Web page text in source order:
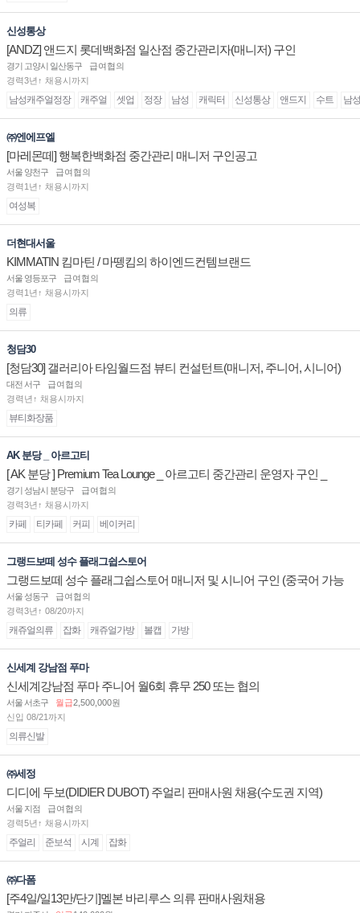
신성통상
[ANDZ] 앤드지 롯데백화점 일산점 중간관리자(매니저) 구인
경기 고양시 일산동구
급여협의
경력3년↑ 채용시까지
남성캐주얼정장 캐주얼 셋업 정장 남성 캐릭터 신성통상 앤드지 수트 남
㈜엔에프엘
[마레몬떼] 행복한백화점 중간관리 매니저 구인공고
서울 양천구
급여협의
경력1년↑ 채용시까지
여성복
더현대서울
KIMMATIN 킴마틴 / 마뗑킴의 하이엔드컨템브랜드
서울 영등포구
급여협의
경력1년↑ 채용시까지
의류
청담30
[청담30] 갤러리아 타임월드점 뷰티 컨설턴트(매니저, 주니어, 시니어)
채용
대전 서구
급여협의
경력년↑ 채용시까지
뷰티화장품
AK 분당 _ 아르고티
[ AK 분당 ] Premium Tea Lounge _ 아르고티 중간관리 운영자 구인 _
경기 성남시 분당구
급여협의
경력3년↑ 채용시까지
카페 티카페 커피 베이커리
그랭드보떼 성수 플래그쉽스토어
그랭드보떼 성수 플래그쉽스토어 매니저 및 시니어 구인 (중국어 가능
자)
서울 성동구
급여협의
경력3년↑ 08/20까지
캐쥬얼의류 잡화 캐쥬얼가방 볼캡 가방
신세계 강남점 푸마
신세계강남점 푸마 주니어 월6회 휴무 250 또는 협의
서울 서초구 월급2,500,000원
신입 08/21까지
의류신발
㈜세정
디디에 두보(DIDIER DUBOT) 주얼리 판매사원 채용(수도권 지역)
서울 지점
급여협의
경력5년↑ 채용시까지
주얼리 준보석 시계 잡화
㈜다폼
[주4일/일13만/단기]멜본 바리루스 의류 판매사원채용